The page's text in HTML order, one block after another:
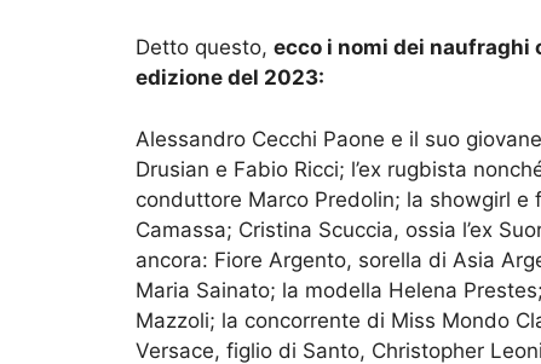
Detto questo, ecco i nomi dei
edizione del 2023:
Alessandro Cecchi Paone e il suo
Drusian e Fabio Ricci; l’ex rugbista
conduttore Marco Predolin; la showgirl e
Camassa; Cristina Scuccia, ossia l’ex
ancora: Fiore Argento, sorella di Asia
Maria Sainato; la modella Helena
Mazzoli; la concorrente di Miss Mondo
Versace, figlio di Santo, Christopher